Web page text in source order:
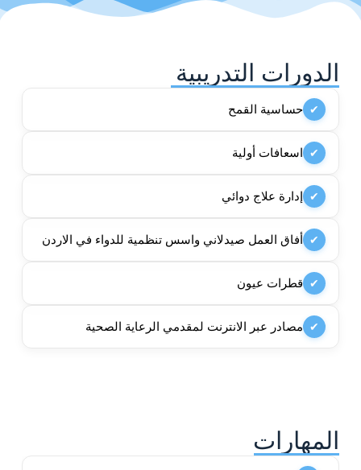
الدورات التدريبية
✔ حساسية القمح
✔ اسعافات أولية
✔ إدارة علاج دوائي
✔ أفاق العمل صيدلاني واسس تنظمية للدواء في الاردن
✔ قطرات عيون
✔ مصادر عبر الانترنت لمقدمي الرعاية الصحية
المهارات